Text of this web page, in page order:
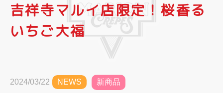
吉祥寺マルイ店限定！桜香る
いちご大福
2024/03/22 NEWS 新商品